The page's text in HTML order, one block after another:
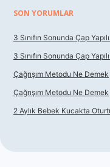
SON YORUMLAR
3 Sınıfın Sonunda Çap
3 Sınıfın Sonunda Çap
Çağrışım Metodu Ne Demek
Çağrışım Metodu Ne Demek
2 Aylık Bebek Kucakta